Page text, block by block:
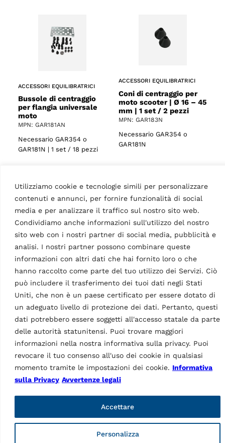
Utilizziamo cookie e tecnologie simili per personalizzare
contenuti e annunci, per fornire funzionalità di social
media e per analizzare il traffico sul nostro sito web.
Condividiamo anche informazioni sull'utilizzo del nostro
sito web con i nostri partner di social media, pubblicità e
analisi. I nostri partner possono combinare queste
informazioni con altri dati che hai fornito loro o che
hanno raccolto come parte del tuo utilizzo dei Servizi. Ciò
può includere il trasferimento dei tuoi dati negli Stati
Uniti, che non è un paese certificato per essere dotato di
un adeguato livello di protezione dei dati. Pertanto, questi
dati potrebbero essere soggetti all'accesso statale da parte
delle autorità statunitensi. Puoi trovare maggiori
informazioni nella nostra informativa sulla privacy. Puoi
revocare il tuo consenso all'uso dei cookie in qualsiasi
momento tramite le impostazioni dei cookie. Informativa
sulla Privacy Avvertenze legali
Personalizza
Accettare
ACCESSORI EQUILIBRATRICI
Bussole di centraggio
per flangia universale
moto
MPN: GAR181AN
Necessario GAR354 o
GAR181N | 1 set / 18 pezzi
ACCESSORI EQUILIBRATRICI
Coni di centraggio per
moto scooter | Ø 16 – 45
mm | 1 set / 2 pezzi
MPN: GAR183N
Necessario GAR354 o
GAR181N
ACCESSORI EQUILIBRATRICI
Albero di centraggio per
moto | Ø 10 mm
MPN: GAR356
6 distanziali e 2 bussole |
GAR181N o GAR354
richiesto
ACCESSORI EQUILIBRATRICI
Albero di centraggio per
moto | Ø 12 mm
MPN: GAR182N
Completo di ghiera, 2 coni,
6 distanziali e 2 bussole |
GAR181N o GAR354
richiesto
Albero di centraggio per
moto | lungo, Ø 14 mm
ACCESSORI EQUILIBRATRICI
Albero di centraggio per